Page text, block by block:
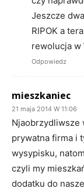
Jeszcze
RIPOK a
rewolucja w
Odpowiedz
mieszkaniec
21 maja 2014 W 11:06
Njaobrzydliwsze
prywatna firma i
wysypisku,
czyli my
dodatku do